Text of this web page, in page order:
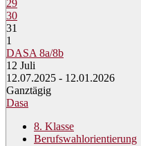
29
30
31
1
DASA 8a/8b
12 Juli
12.07.2025 - 12.01.2026
Ganztägig
Dasa
8. Klasse
Berufswahlorientierung